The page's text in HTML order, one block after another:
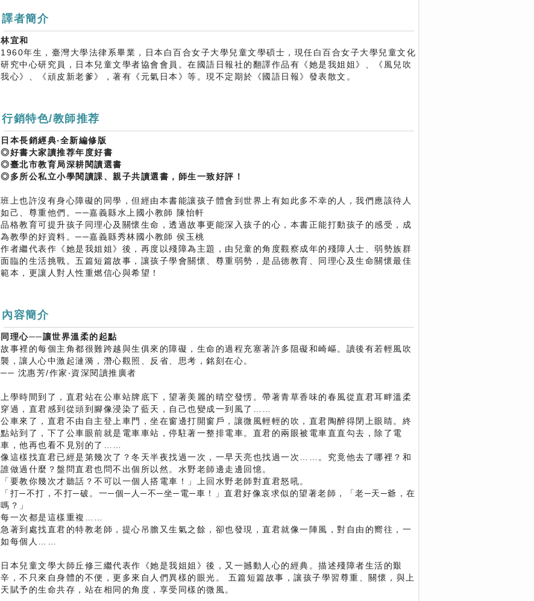
譯者簡介
林宜和
1960年生，臺灣大學法律系畢業，日本白百合女子大學兒童文學碩士，現任白百合女子大學兒童文化
研究中心研究員，日本兒童文學者協會會員。在國語日報社的翻譯作品有《她是我姐姐》、《風兒吹
我心》、《頑皮新老爹》，著有《元氣日本》等。現不定期於《國語日報》發表散文。
行銷特色/教師推荐
日本長銷經典‧全新編修版
◎好書大家讀推荐年度好書
◎臺北市教育局深耕閱讀選書
◎多所公私立小學閱讀課、親子共讀選書，師生一致好評！
班上也許沒有身心障礙的同學，但經由本書能讓孩子體會到世界上有如此多不幸的人，我們應該待人
如己、尊重他們。──嘉義縣水上國小教師 陳怡軒
品格教育可提升孩子同理心及關懷生命，透過故事更能深入孩子的心，本書正能打動孩子的感受，成
為教學的好資料。──嘉義縣秀林國小教師 侯玉桃
作者繼代表作《她是我姐姐》後，再度以殘障為主題，由兒童的角度觀察成年的殘障人士、弱勢族群
面臨的生活挑戰。五篇短篇故事，讓孩子學會關懷、尊重弱勢，是品德教育、同理心及生命關懷最佳
範本，更讓人對人性重燃信心與希望！
內容簡介
同理心──讓世界溫柔的起點
故事裡的每個主角都很難跨越與生俱來的障礙，生命的過程充塞著許多阻礙和崎嶇。讀後有若輕風吹
襲，讓人心中激起漣漪，潛心觀照、反省、思考，銘刻在心。
── 沈惠芳/作家‧資深閱讀推廣者
上學時間到了，直君站在公車站牌底下，望著美麗的晴空發愣。帶著青草香味的春風從直君耳畔溫柔
穿過，直君感到從頭到腳像浸染了藍天，自己也變成一到風了……
公車來了，直君不由自主登上車門，坐在窗邊打開窗戶，讓微風輕輕的吹，直君陶醉得閉上眼睛。終
點站到了，下了公車眼前就是電車車站，停駐著一整排電車。直君的兩眼被電車直直勾去，除了電
車，他再也看不見別的了……
像這樣找直君已經是第幾次了？冬天半夜找過一次，一早天亮也找過一次……。究竟他去了哪裡？和
誰做過什麼？盤問直君也問不出個所以然。水野老師邊走邊回憶。
「要教你幾次才聽話？不可以一個人搭電車！」上回水野老師對直君怒吼。
「打─不打，不打─破。一─個─人─不─坐─電─車！」直君好像哀求似的望著老師，「老─天─爺，在
嗎？」
每一次都是這樣重複……
急著到處找直君的特教老師，提心吊膽又生氣之餘，卻也發現，直君就像一陣風，對自由的嚮往，一
如每個人……
日本兒童文學大師丘修三繼代表作《她是我姐姐》後，又一撼動人心的經典。描述殘障者生活的艱
辛，不只來自身體的不便，更多來自人們異樣的眼光。 五篇短篇故事，讓孩子學習尊重、關懷，與上
天賦予的生命共存，站在相同的角度，享受同樣的微風。